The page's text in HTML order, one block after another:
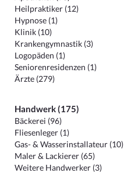
Heilpraktiker (12)
Hypnose (1)
Klinik (10)
Krankengymnastik (3)
Logopäden (1)
Seniorenresidenzen (1)
Ärzte (279)
Handwerk (175)
Bäckerei (96)
Fliesenleger (1)
Gas- & Wasserinstallateur (10)
Maler & Lackierer (65)
Weitere Handwerker (3)